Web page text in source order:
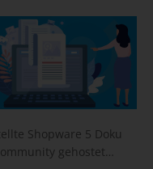
Shopware 5 Doku
gehostet…